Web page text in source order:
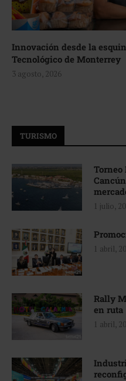
Innovación desde la
Tecnológico de Monterrey
3 agosto, 2026
TURISMO
Torneo
1 julio,
1 abril,
Rally
en ruta
1 abril,